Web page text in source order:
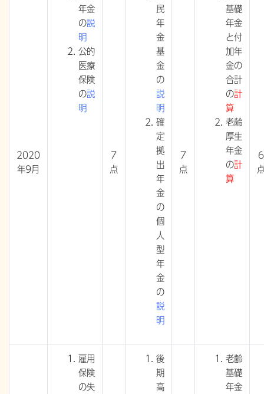
2020
年9月
年金
の説
明
公的
医療
保険
の説
明
7
点
民
年
金
基
金
の
説
明
確
定
拠
出
年
金
の
個
人
型
年
金
の
説
明
7
点
基礎
年金
と付
加年
金の
合計
の計
算
老齢
厚生
年金
の計
算
6
雇用
保険
の失
後
期
高
老齢
基礎
年金